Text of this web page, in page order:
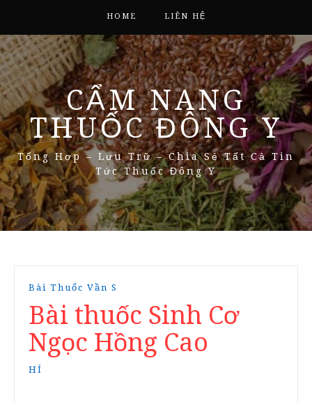
HOME LIÊN HỆ
CẨM NANG
THUỐC ĐÔNG Y
Tổng Hợp – Lưu Trữ – Chia Sẻ Tất Cả Tin
Tức Thuốc Đông Y
Bài Thuốc Vần S
Bài thuốc Sinh Cơ
Ngọc Hồng Cao
HÍ